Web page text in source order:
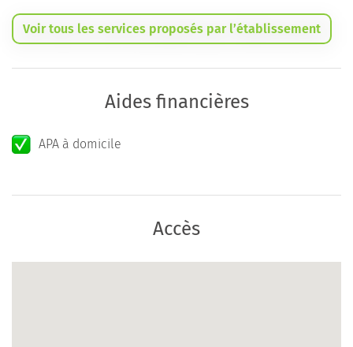
Voir tous les services proposés par l’établissement
Aides financières
APA à domicile
Accès